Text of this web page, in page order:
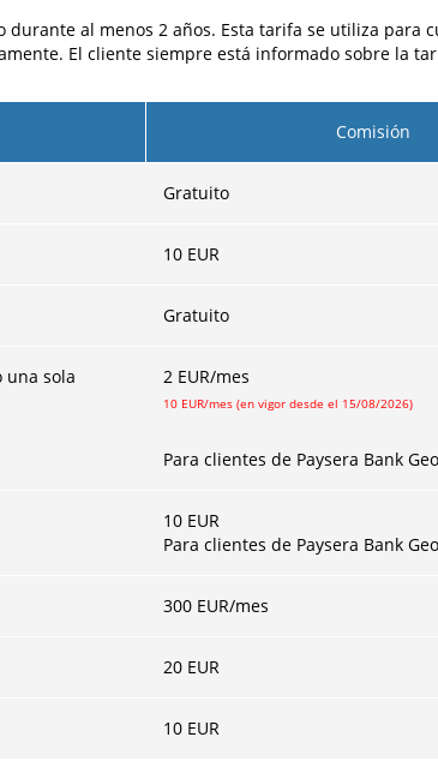
al menos 2 años. Esta tarifa se utiliza para
El cliente siempre está informado sobre la
Comisión
Gratuito
10 EUR
Gratuito
una sola
2 EUR/mes
10 EUR/mes (en vigor desde el 15/08/2026)
Para clientes de Paysera Bank
10 EUR
Para clientes de Paysera Bank
300 EUR/mes
20 EUR
10 EUR